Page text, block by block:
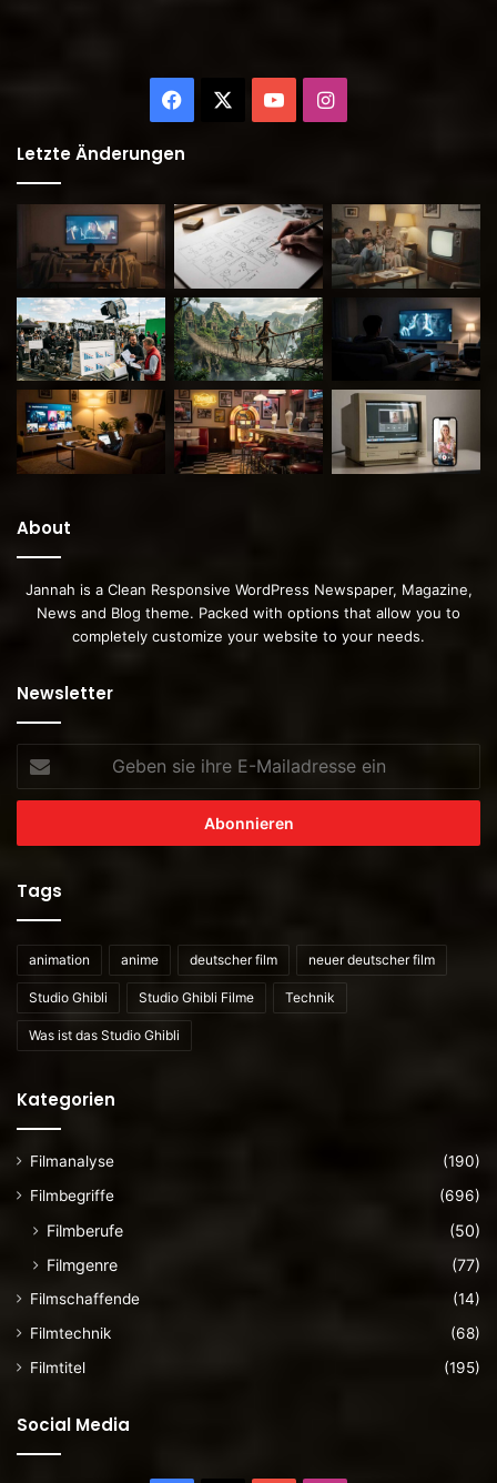
Facebook YouTubeInstagram
Letzte Änderungen
About
Jannah is a Clean Responsive WordPress Newspaper, Magazine,
News and Blog theme. Packed with options that allow you to
completely customize your website to your needs.
Newsletter
sie
ihre
Mailadresse
Tags
animation anime deutscher film neuer deutscher film
Studio Ghibli Studio Ghibli Filme Technik
Was ist das Studio Ghibli
Kategorien
Filmanalyse
(190)
Filmbegriffe
(696)
Filmberufe
(50)
Filmgenre
(77)
Filmschaffende
(14)
Filmtechnik
(68)
Filmtitel
(195)
Social Media